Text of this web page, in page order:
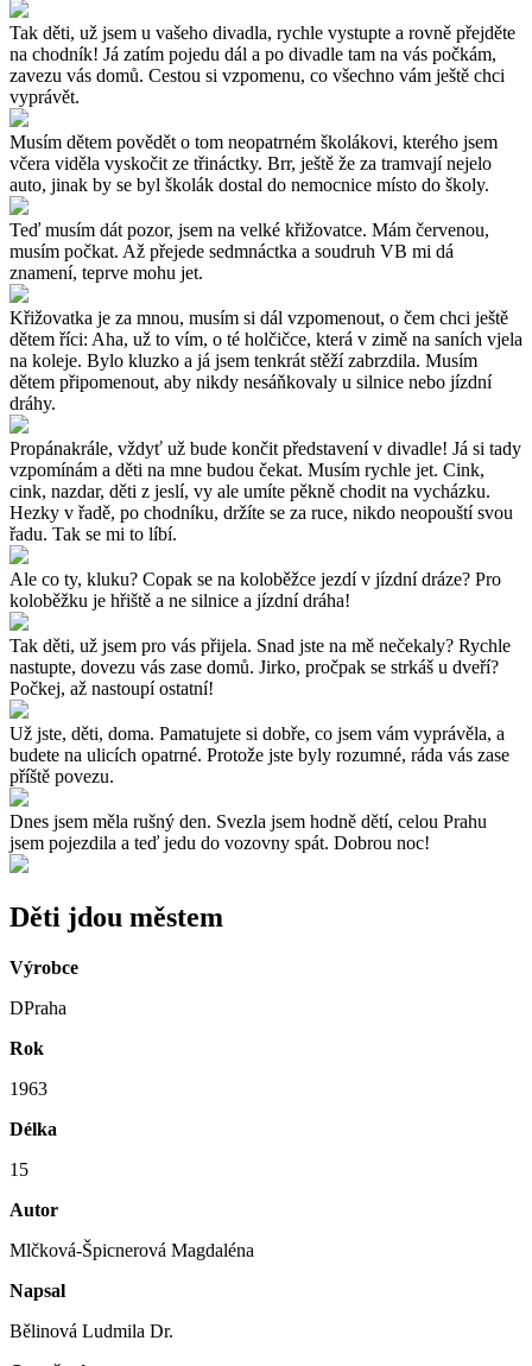
Tak děti, už jsem u vašeho divadla, rychle vystupte a rovně přejděte
na chodník! Já zatím pojedu dál a po divadle tam na vás počkám,
zavezu vás domů. Cestou si vzpomenu, co všechno vám ještě chci
vyprávět.
Musím dětem povědět o tom neopatrném školákovi, kterého jsem
včera viděla vyskočit ze třináctky. Brr, ještě že za tramvají nejelo
auto, jinak by se byl školák dostal do nemocnice místo do školy.
Teď musím dát pozor, jsem na velké křižovatce. Mám červenou,
musím počkat. Až přejede sedmnáctka a soudruh VB mi dá
znamení, teprve mohu jet.
Křižovatka je za mnou, musím si dál vzpomenout, o čem chci ještě
dětem říci: Aha, už to vím, o té holčičce, která v zimě na saních vjela
na koleje. Bylo kluzko a já jsem tenkrát stěží zabrzdila. Musím
dětem připomenout, aby nikdy nesáňkovaly u silnice nebo jízdní
dráhy.
Propánakrále, vždyť už bude končit představení v divadle! Já si tady
vzpomínám a děti na mne budou čekat. Musím rychle jet. Cink,
cink, nazdar, děti z jeslí, vy ale umíte pěkně chodit na vycházku.
Hezky v řadě, po chodníku, držíte se za ruce, nikdo neopouští svou
řadu. Tak se mi to líbí.
Ale co ty, kluku? Copak se na koloběžce jezdí v jízdní dráze? Pro
koloběžku je hřiště a ne silnice a jízdní dráha!
Tak děti, už jsem pro vás přijela. Snad jste na mě nečekaly? Rychle
nastupte, dovezu vás zase domů. Jirko, pročpak se strkáš u dveří?
Počkej, až nastoupí ostatní!
Už jste, děti, doma. Pamatujete si dobře, co jsem vám vyprávěla, a
budete na ulicích opatrné. Protože jste byly rozumné, ráda vás zase
příště povezu.
Dnes jsem měla rušný den. Svezla jsem hodně dětí, celou Prahu
jsem pojezdila a teď jedu do vozovny spát. Dobrou noc!
Děti jdou městem
Výrobce
DPraha
Rok
1963
Délka
15
Autor
Mlčková-Špicnerová Magdaléna
Napsal
Bělinová Ludmila Dr.